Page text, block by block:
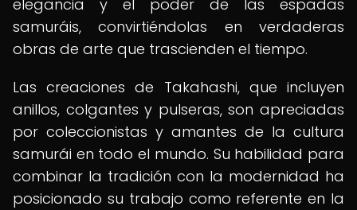
elegancia y el poder de las espadas
samuráis, convirtiéndolas en verdaderas
obras de arte que trascienden el tiempo.
Las creaciones de Takahashi, que incluyen
anillos, colgantes y pulseras, son apreciadas
por coleccionistas y amantes de la cultura
samurái en todo el mundo. Su habilidad para
combinar la tradición con la modernidad ha
posicionado su trabajo como referente en la